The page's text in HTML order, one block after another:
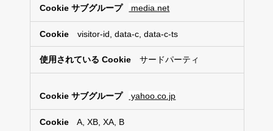
media.net
visitor-id, data-c, data-c-ts
サードパーティ
yahoo.co.jp
A, XB, XA, B